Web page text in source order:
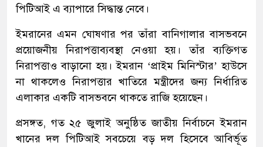
পিটিআই এ ব্যাপারে সিদ্ধান্ত নেবে।
ইমরানের এমন ঘোষণার পর তাঁরা বানিগালার বাসভবনে
প্রয়োজনীয় নিরাপত্তাব্যবস্থা নেওয়া হয়। তাঁর ব্যক্তিগত
নিরাপত্তাও বাড়ানো হয়। ইমরান ‘প্রাইম মিনিস্টার’ হাউসে
না থাকলেও নিরাপত্তার খাতিরে মন্ত্রীদের জন্য নির্ধারিত
এলাকার একটি বাসভবনে থাকতে রাজি হয়েছেন।
প্রসঙ্গত, গত ২৫ জুলাই অনুষ্ঠিত জাতীয় নির্বাচনে ইমরান
খানের দল পিটিআই সবচেয়ে বড় দল হিসেবে আবির্ভূত